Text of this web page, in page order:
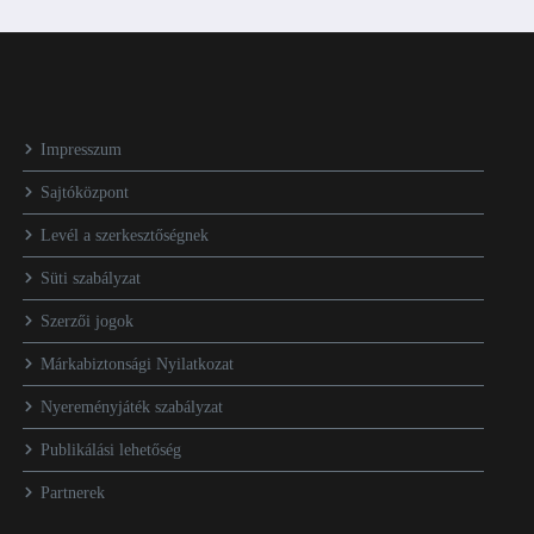
Impresszum
Sajtóközpont
Levél a szerkesztőségnek
Süti szabályzat
Szerzői jogok
Márkabiztonsági Nyilatkozat
Nyereményjáték szabályzat
Publikálási lehetőség
Partnerek